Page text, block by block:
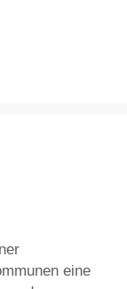
eine